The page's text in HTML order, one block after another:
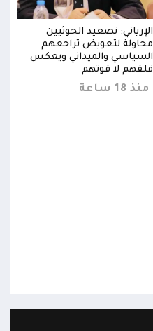
الإرياني: تصعيد الحوثيين
محاولة لتعويض تراجعهم
السياسي والميداني ويعكس
قلقهم لا قوتهم
منذ 18 ساعة